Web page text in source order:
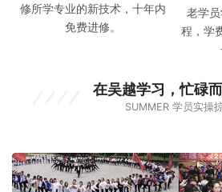
修所学专业的新技术，十年内
免费进修。
老学
程，学
在吴越学习，忙碌
SUMMER 学员实操